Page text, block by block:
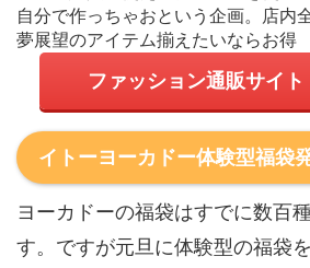
自分で作っちゃおという企画。店内
夢展望のアイテム揃えたいならお得
ファッション通販サイト
イトーヨーカドー体験型福袋
ヨーカドーの福袋はすでに数百
す。ですが元旦に体験型の福袋